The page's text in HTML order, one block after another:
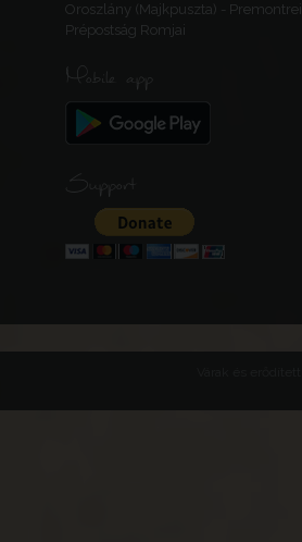
Oroszlány (Majkpuszta) - Premontrei
Prépostság Romjai
Mobile app
Support